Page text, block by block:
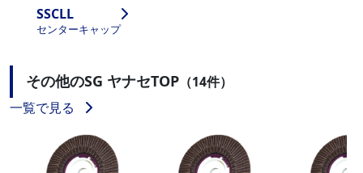
SSCLL
センターキャップ
その他のSG ヤナセTOP （14件）
一覧で見る